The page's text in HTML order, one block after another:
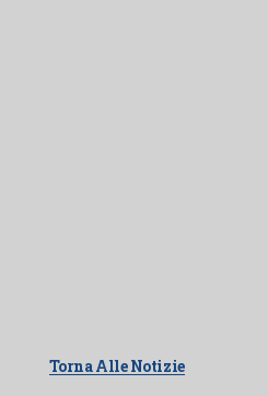
Torna Alle Notizie